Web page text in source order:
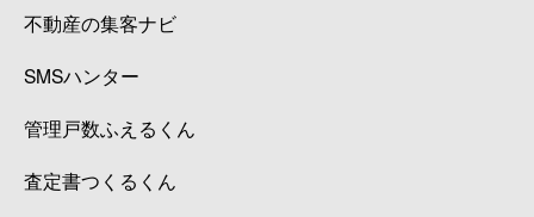
不動産の集客ナビ
SMSハンター
管理戸数ふえるくん
査定書つくるくん